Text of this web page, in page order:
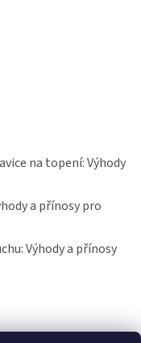
na topení: Výhody
a přínosy pro
Výhody a přínosy